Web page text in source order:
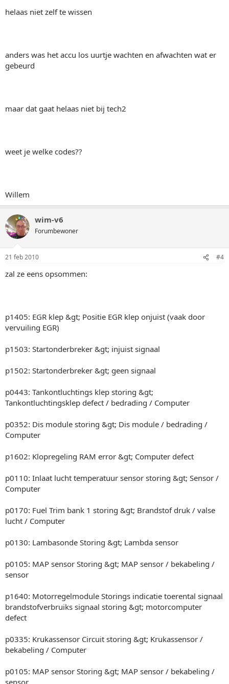
helaas niet zelf te wissen
anders was het accu los uurtje wachten en afwachten wat er
gebeurd
maar dat gaat helaas niet bij tech2
weet je welke codes??
Willem
wim-v6
Forumbewoner
21 feb 2010 #4
zal ze eens opsommen:
p1405: EGR klep &gt; Positie EGR klep onjuist (vaak door
vervuiling EGR)
p1503: Startonderbreker &gt; injuist signaal
p1502: Startonderbreker &gt; geen signaal
p0443: Tankontluchtings klep storing &gt;
Tankontluchtingsklep defect / bedrading / Computer
p0352: Dis module storing &gt; Dis module / bedrading /
Computer
p1602: Klopregeling RAM error &gt; Computer defect
p0110: Inlaat lucht temperatuur sensor storing &gt; Sensor /
Computer
p0170: Fuel Trim bank 1 storing &gt; Brandstof druk / valse
lucht / Computer
p0130: Lambasonde Storing &gt; Lambda sensor
p0105: MAP sensor Storing &gt; MAP sensor / bekabeling /
sensor
p1640: Motorregelmodule Storings indicatie toerental signaal
brandstofverbruiks signaal storing &gt; motorcomputer
defect
p0335: Krukassensor Circuit storing &gt; Krukassensor /
bekabeling / Computer
p0105: MAP sensor Storing &gt; MAP sensor / bekabeling /
sensor